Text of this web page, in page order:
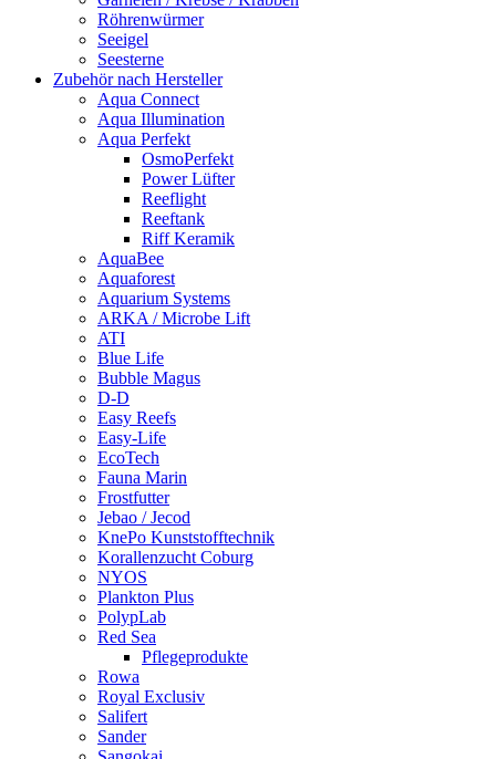
Röhrenwürmer
Seeigel
Seesterne
Zubehör nach Hersteller
Aqua Connect
Aqua Illumination
Aqua Perfekt
OsmoPerfekt
Power Lüfter
Reeflight
Reeftank
Riff Keramik
AquaBee
Aquaforest
Aquarium Systems
ARKA / Microbe Lift
ATI
Blue Life
Bubble Magus
D-D
Easy Reefs
Easy-Life
EcoTech
Fauna Marin
Frostfutter
Jebao / Jecod
KnePo Kunststofftechnik
Korallenzucht Coburg
NYOS
Plankton Plus
PolypLab
Red Sea
Pflegeprodukte
Rowa
Royal Exclusiv
Salifert
Sander